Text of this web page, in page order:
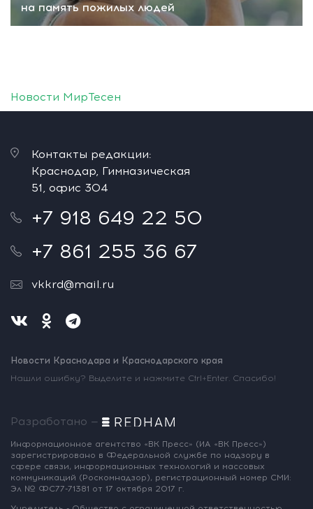
на память пожилых людей
Новости МирТесен
Контакты редакции:
Краснодар, Гимназическая
51, офис 304
+7 918 649 22 50
+7 861 255 36 67
vkkrd@mail.ru
Новости Краснодара и Краснодарского края
Нашли ошибку? Выделите и нажмите Ctrl+Enter. Спасибо!
Разработано —
Информационное агентство «ВК Пресс» (ИА «ВК Пресс»)
зарегистрировано в Федеральной службе по надзору в
сфере связи, информационных технологий и массовых
коммуникаций (Роскомнадзор), регистрационный номер СМИ:
Эл № ФС77-71381 от 17 октября 2017 г.